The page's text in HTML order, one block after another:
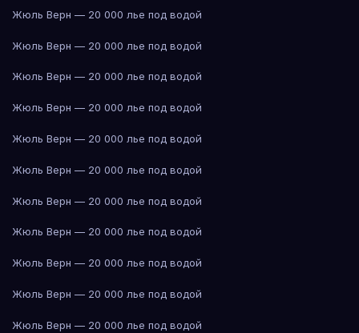
Жюль Верн — 20 000 лье под водой
Жюль Верн — 20 000 лье под водой
Жюль Верн — 20 000 лье под водой
Жюль Верн — 20 000 лье под водой
Жюль Верн — 20 000 лье под водой
Жюль Верн — 20 000 лье под водой
Жюль Верн — 20 000 лье под водой
Жюль Верн — 20 000 лье под водой
Жюль Верн — 20 000 лье под водой
Жюль Верн — 20 000 лье под водой
Жюль Верн — 20 000 лье под водой